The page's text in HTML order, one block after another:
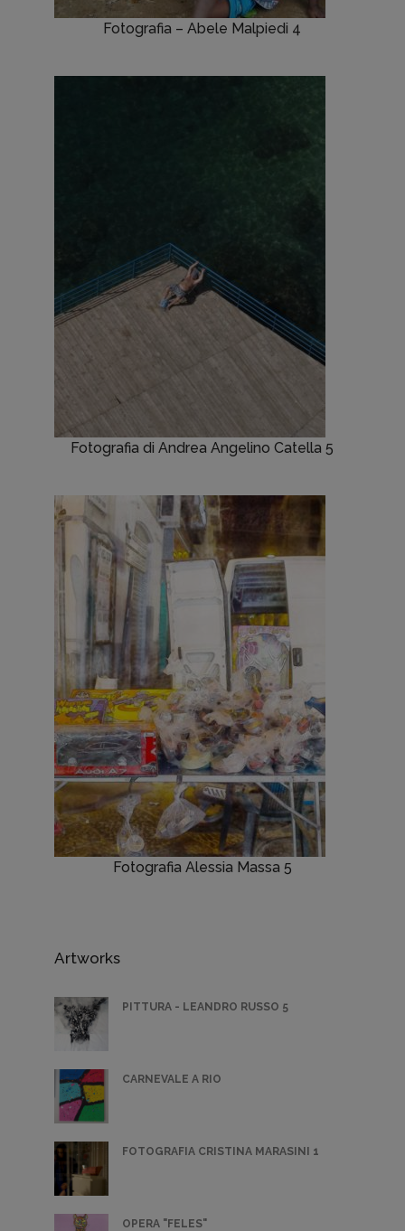
Fotografia – Abele Malpiedi 4
Fotografia di Andrea Angelino Catella 5
Fotografia Alessia Massa 5
Artworks
PITTURA - LEANDRO RUSSO 5
CARNEVALE A RIO
FOTOGRAFIA CRISTINA MARASINI 1
OPERA "FELES"